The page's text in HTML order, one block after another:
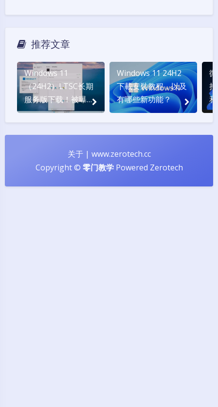
推荐文章
Windows 11
（24H2）LTSC长期
服务版下载！被曝光
的版本号 Build
Windows 11 24H2
下載安裝教程，以及
有哪些新功能？
关于| www.zerotech.cc
Copyright © 零门教学Powered Zerotech